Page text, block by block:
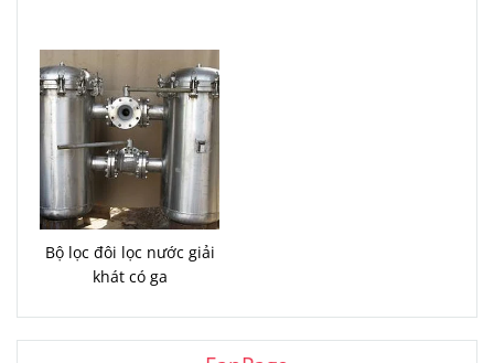
Bộ lọc đôi lọc nước giải
khát có ga